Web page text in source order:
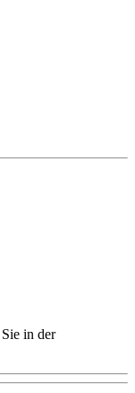
in der